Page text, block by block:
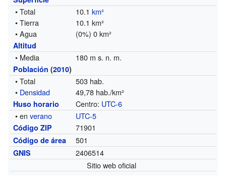
• Total 10.1km²
• Tierra
10.1 km²
• Agua
(0%) 0 km²
Altitud
• Media 180 m s. n. m.
Población (2010)
• Total
503 hab.
• Densidad 49,78 hab./km²
Huso horario Centro: UTC-6
• enverano UTC-5
Código ZIP 71901
Código de área 501
GNIS
2406514
Sitio web oficial